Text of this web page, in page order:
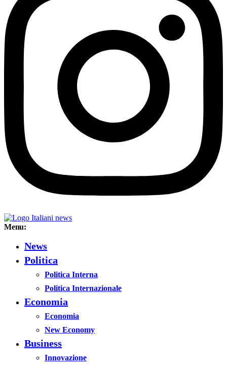
Menu:
News
Politica
Politica Interna
Politica Internazionale
Economia
Economia
New Economy
Business
Innovazione